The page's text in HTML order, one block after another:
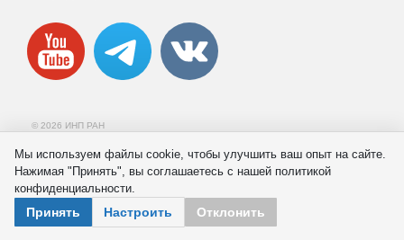
Публикации
Научная жизнь
О журнале
Номера журналов
© 2026 ИНП РАН
Мы используем файлы cookie, чтобы улучшить ваш опыт на сайте.
Нажимая "Принять", вы соглашаетесь с нашей политикой
конфиденциальности.
Принять Настроить Отклонить